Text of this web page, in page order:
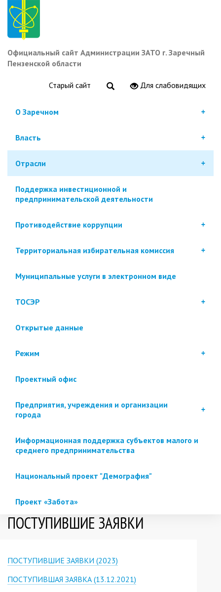
Перейти
основному
содержанию
Официальный сайт Администрации ЗАТО г. Заречный
Пензенской области
Старый сайт Для слабовидящих
О Заречном
Власть
Отрасли
Поддержка инвестиционной и
предпринимательской деятельности
Противодействие коррупции
Территориальная избирательная комиссия
Муниципальные услуги в электронном виде
ТОСЭР
Открытые данные
Режим
Проектный офис
Предприятия, учреждения и организации
города
Информационная поддержка субъектов малого и
среднего предпринимательства
Национальный проект "Демография"
Проект «Забота»
ПОСТУПИВШИЕ ЗАЯВКИ
ПОСТУПИВШИЕ ЗАЯВКИ (2023)
ПОСТУПИВШАЯ ЗАЯВКА (13.12.2021)